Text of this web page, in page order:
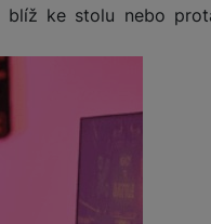
ke stolu nebo